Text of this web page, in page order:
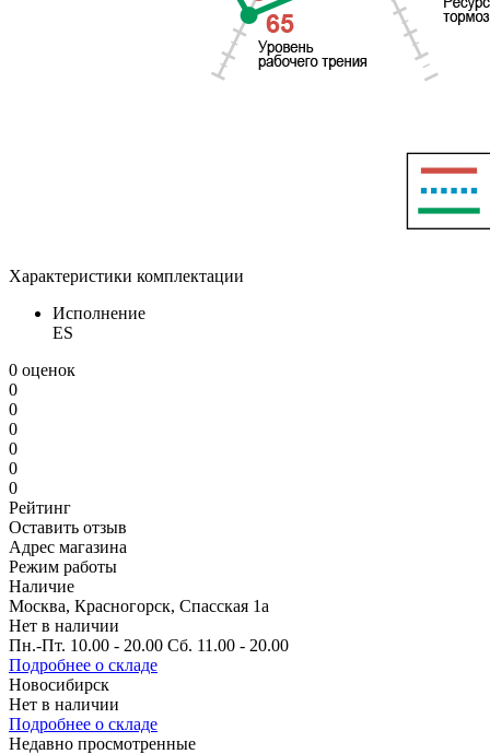
Характеристики комплектации
Исполнение
ES
0 оценок
0
0
0
0
0
0
Рейтинг
Оставить отзыв
Адрес магазина
Режим работы
Наличие
Москва, Красногорск, Спасская 1а
Нет в наличии
Пн.-Пт. 10.00 - 20.00 Сб. 11.00 - 20.00
Подробнее о складе
Новосибирск
Нет в наличии
Подробнее о складе
Недавно просмотренные